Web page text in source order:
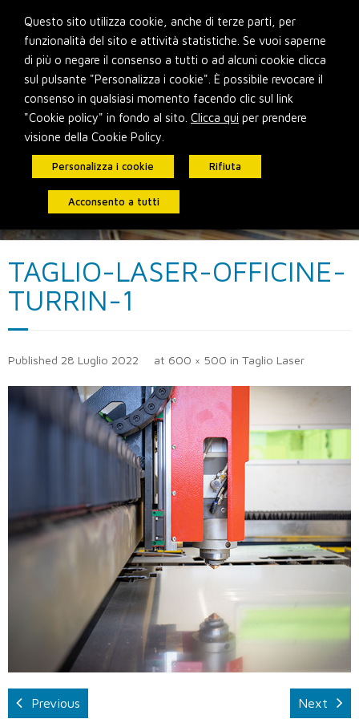
content
TAGLIO-LASER-OFFICINE-
TURRIN-1
Published 28 Luglio 2022 at 600 × 500 in Taglio Laser
Previous Next
Questo sito utilizza cookie, anche di terze parti, per
funzionalità del sito e attività statistiche. Se vuoi saperne
di più o negare il consenso a tutti o ad alcuni cookie clicca
sul pulsante "Personalizza i cookie". È possibile revocare il
consenso in qualsiasi momento facendo clic sul link
"Cookie policy" in fondo al sito. Clicca qui per prendere
visione della Cookie Policy.
Personalizza i cookie Rifiuta
Acconsento a tutti